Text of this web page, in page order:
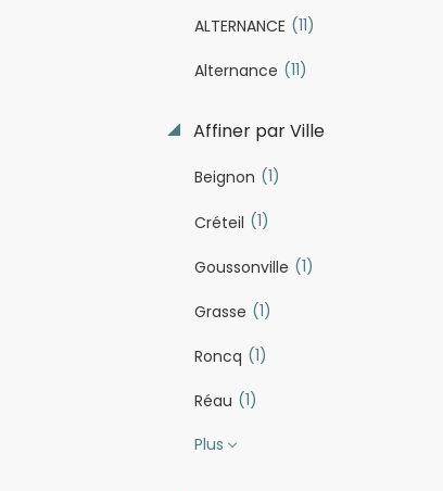
ALTERNANCE (11)
Alternance (11)
Affiner par Ville
Beignon (1)
Créteil (1)
Goussonville (1)
Grasse (1)
Roncq (1)
Réau (1)
Plus